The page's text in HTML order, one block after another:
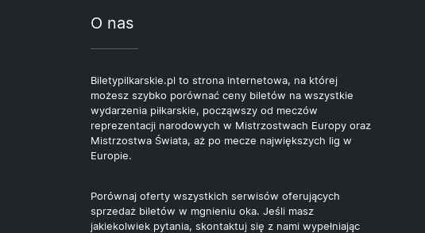
O nas
Biletypilkarskie.pl to strona internetowa, na której
możesz szybko porównać ceny biletów na wszystkie
wydarzenia piłkarskie, począwszy od meczów
reprezentacji narodowych w Mistrzostwach Europy oraz
Mistrzostwa Świata, aż po mecze największych lig w
Europie.
Porównaj oferty wszystkich serwisów oferujących
sprzedaż biletów w mgnieniu oka. Jeśli masz
jakiekolwiek pytania, skontaktuj się z nami wypełniając